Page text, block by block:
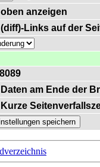
oben anzeigen
(diff)-Links auf der
Daten am Ende der
Kurze